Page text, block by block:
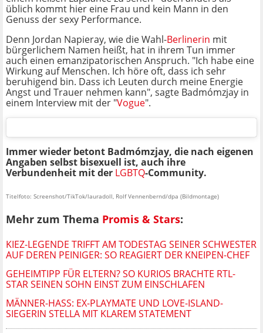
üblich kommt hier eine Frau und kein Mann in den
Genuss der sexy Performance.
Denn Jordan Napieray, wie die Wahl-Berlinerin mit
bürgerlichem Namen heißt, hat in ihrem Tun immer
auch einen emanzipatorischen Anspruch. "Ich habe eine
Wirkung auf Menschen. Ich höre oft, dass ich sehr
beruhigend bin. Dass ich Leuten durch meine Energie
Angst und Trauer nehmen kann", sagte Badmómzjay in
einem Interview mit der "Vogue".
Immer wieder betont Badmómzjay, die nach eigenen
Angaben selbst bisexuell ist, auch ihre
Verbundenheit mit der LGBTQ-Community.
Titelfoto: Screenshot/TikTok/lauradoll, Rolf Vennenbernd/dpa (Bildmontage)
Mehr zum Thema Promis & Stars:
KIEZ-LEGENDE TRIFFT AM TODESTAG SEINER SCHWESTER
AUF DEREN PEINIGER: SO REAGIERT DER KNEIPEN-CHEF
GEHEIMTIPP FÜR ELTERN? SO KURIOS BRACHTE RTL-
STAR SEINEN SOHN EINST ZUM EINSCHLAFEN
MÄNNER-HASS: EX-PLAYMATE UND LOVE-ISLAND-
SIEGERIN STELLA MIT KLAREM STATEMENT